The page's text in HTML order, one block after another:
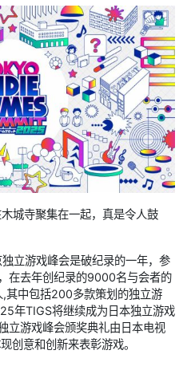
城寺聚集在一起，真是令人鼓
立游戏峰会是破纪录的一年，参
在去年创纪录的9000名与会者的
中包括200多款策划的独立游
年TIGS将继续成为日本独立游戏
立游戏峰会颁奖典礼由日本电视
创意和创新来表彰游戏。